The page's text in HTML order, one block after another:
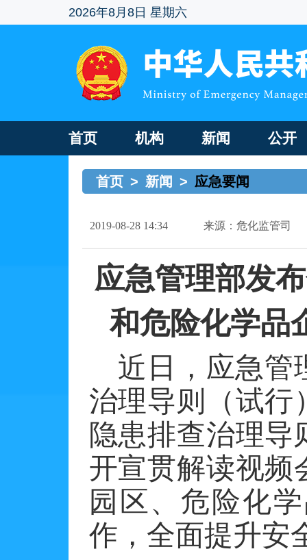
2026年8月8日 星期六
首页 机构 新闻 公开
首页 > 新闻 > 应急要闻
2019-08-28 14:34 来源：危化监管司
应急管理部发
和危险化学品
近日，应急管
治理导则（试行
隐患排查治理
开宣贯解读视频
园区、危险化
作，全面提升安